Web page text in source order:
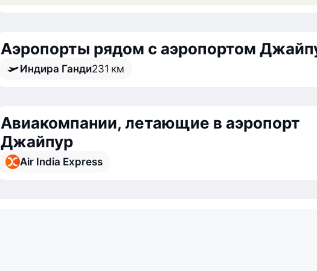
Аэропорты рядом с аэропортом
Индира Ганди231 км
Авиакомпании, летающие в аэропорт
Джайпур
Air India Express